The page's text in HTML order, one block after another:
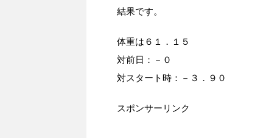
結果です。
体重は６１．１５
対前日：－０
対スタート時：－３．９０
スポンサーリンク